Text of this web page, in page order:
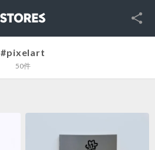
SNS
#pixelart
50件